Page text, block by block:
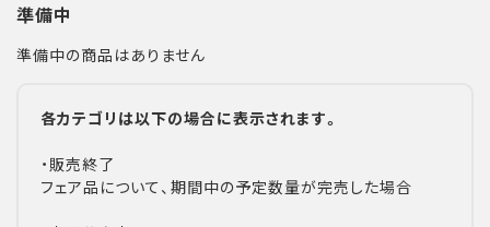
準備中
準備中の商品はありません
各カテゴリは以下の場合に表示されます。
・販売終了
フェア品について、期間中の予定数量が完売した場合